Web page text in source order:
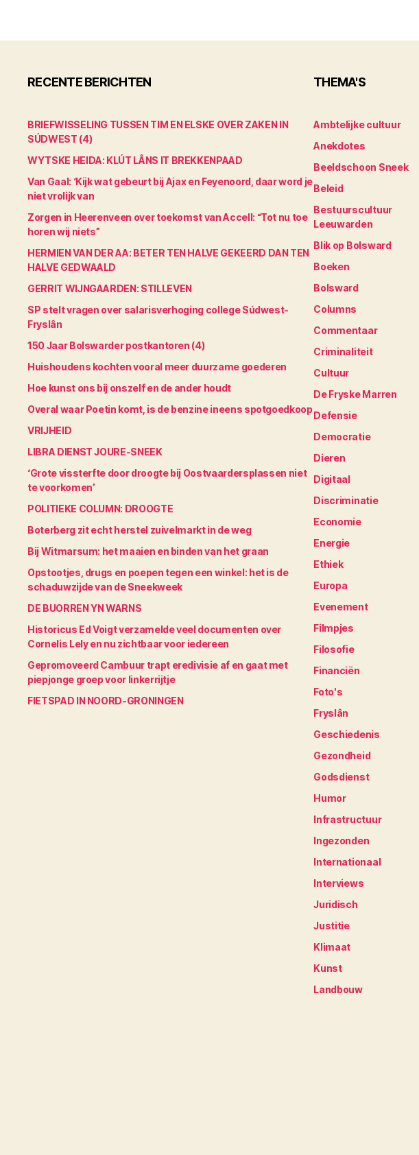
RECENTE BERICHTEN
BRIEFWISSELING TUSSEN TIM EN ELSKE OVER ZAKEN IN
SÚDWEST (4)
WYTSKE HEIDA: KLÚT LÂNS IT BREKKENPAAD
Van Gaal: ‘Kijk wat gebeurt bij Ajax en Feyenoord, daar word je
niet vrolijk van
Zorgen in Heerenveen over toekomst van Accell: “Tot nu toe
horen wij niets”
HERMIEN VAN DER AA: BETER TEN HALVE GEKEERD DAN TEN
HALVE GEDWAALD
GERRIT WIJNGAARDEN: STILLEVEN
SP stelt vragen over salarisverhoging college Súdwest-
Fryslân
150 Jaar Bolswarder postkantoren (4)
Huishoudens kochten vooral meer duurzame goederen
Hoe kunst ons bij onszelf en de ander houdt
Overal waar Poetin komt, is de benzine ineens spotgoedkoop
VRIJHEID
LIBRA DIENST JOURE-SNEEK
‘Grote vissterfte door droogte bij Oostvaardersplassen niet
te voorkomen’
POLITIEKE COLUMN: DROOGTE
Boterberg zit echt herstel zuivelmarkt in de weg
Bij Witmarsum: het maaien en binden van het graan
Opstootjes, drugs en poepen tegen een winkel: het is de
schaduwzijde van de Sneekweek
DE BUORREN YN WARNS
Historicus Ed Voigt verzamelde veel documenten over
Cornelis Lely en nu zichtbaar voor iedereen
Gepromoveerd Cambuur trapt eredivisie af en gaat met
piepjonge groep voor linkerrijtje
FIETSPAD IN NOORD-GRONINGEN
THEMA'S
Ambtelijke cultuur
Anekdotes
Beeldschoon Sneek
Beleid
Bestuurscultuur
Leeuwarden
Blik op Bolsward
Boeken
Bolsward
Columns
Commentaar
Criminaliteit
Cultuur
De Fryske Marren
Defensie
Democratie
Dieren
Digitaal
Discriminatie
Economie
Energie
Ethiek
Europa
Evenement
Filmpjes
Filosofie
Financiën
Foto's
Fryslân
Geschiedenis
Gezondheid
Godsdienst
Humor
Infrastructuur
Ingezonden
Internationaal
Interviews
Juridisch
Justitie
Klimaat
Kunst
Landbouw